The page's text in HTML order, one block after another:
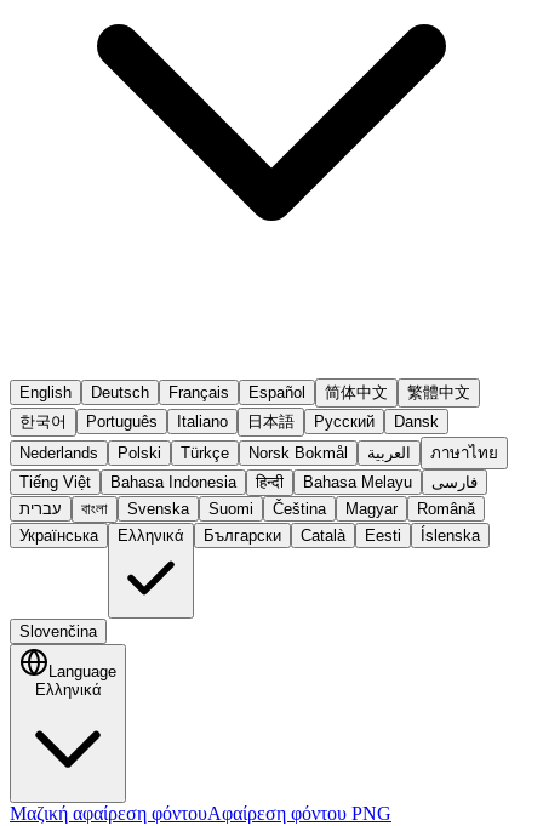
English Deutsch Français Español 简体中文
繁體中文
한국어
Português Italiano 日本語 Русский
Dansk
Nederlands
Polski Türkçe Norsk Bokmål العربية
ภาษาไทย
Tiếng Việt
Bahasa Indonesia हिन्दी Bahasa Melayu
فارسی
עברית
বাংলা Svenska Suomi Čeština Magyar
Română
Українська
Ελληνικά Български Català Eesti Íslenska
Slovenčina
Language
Ελληνικά
Μαζική αφαίρεση φόντουΑφαίρεση φόντου PNG